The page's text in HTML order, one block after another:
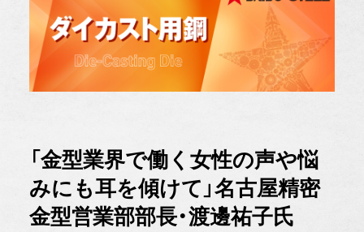
「金型業界で働く女性の声や悩
みにも耳を傾けて」名古屋精密
金型営業部部長・渡邊祐子氏